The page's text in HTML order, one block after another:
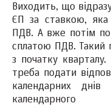
Виходить, що
ЄП за ставкою, яка
ПДВ. А вже потім
сплатою ПДВ. Такий
з початку
треба подати
календарних